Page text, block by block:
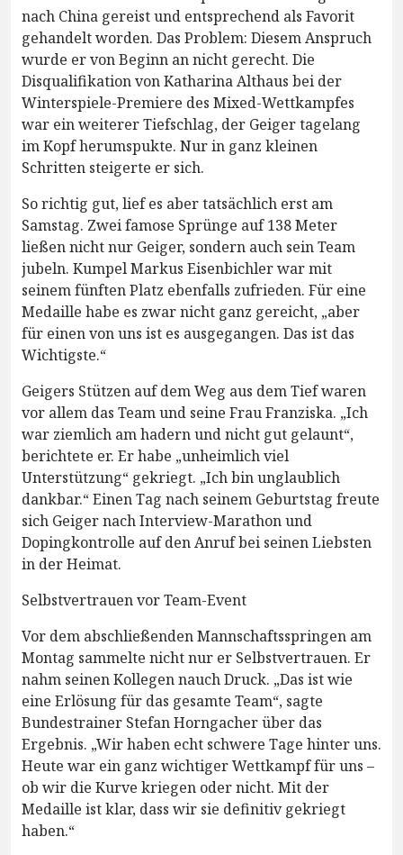
nach China gereist und entsprechend als Favorit
gehandelt worden. Das Problem: Diesem Anspruch
wurde er von Beginn an nicht gerecht. Die
Disqualifikation von Katharina Althaus bei der
Winterspiele-Premiere des Mixed-Wettkampfes
war ein weiterer Tiefschlag, der Geiger tagelang
im Kopf herumspukte. Nur in ganz kleinen
Schritten steigerte er sich.
So richtig gut, lief es aber tatsächlich erst am
Samstag. Zwei famose Sprünge auf 138 Meter
ließen nicht nur Geiger, sondern auch sein Team
jubeln. Kumpel Markus Eisenbichler war mit
seinem fünften Platz ebenfalls zufrieden. Für eine
Medaille habe es zwar nicht ganz gereicht, „aber
für einen von uns ist es ausgegangen. Das ist das
Wichtigste.“
Geigers Stützen auf dem Weg aus dem Tief waren
vor allem das Team und seine Frau Franziska. „Ich
war ziemlich am hadern und nicht gut gelaunt“,
berichtete er. Er habe „unheimlich viel
Unterstützung“ gekriegt. „Ich bin unglaublich
dankbar.“ Einen Tag nach seinem Geburtstag freute
sich Geiger nach Interview-Marathon und
Dopingkontrolle auf den Anruf bei seinen Liebsten
in der Heimat.
Selbstvertrauen vor Team-Event
Vor dem abschließenden Mannschaftsspringen am
Montag sammelte nicht nur er Selbstvertrauen. Er
nahm seinen Kollegen nauch Druck. „Das ist wie
eine Erlösung für das gesamte Team“, sagte
Bundestrainer Stefan Horngacher über das
Ergebnis. „Wir haben echt schwere Tage hinter uns.
Heute war ein ganz wichtiger Wettkampf für uns –
ob wir die Kurve kriegen oder nicht. Mit der
Medaille ist klar, dass wir sie definitiv gekriegt
haben.“